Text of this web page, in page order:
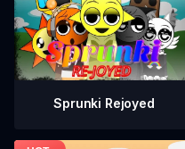
Sprunki Rejoyed